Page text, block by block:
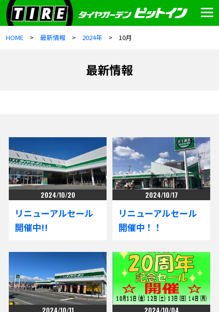
HOME 最新情報 2024年 10月
最新情報
2024/10/20
リニューアルセール
開催中!!
2024/10/17
リニューアルセール
開催中！！
2024/10/11 2024/10/04